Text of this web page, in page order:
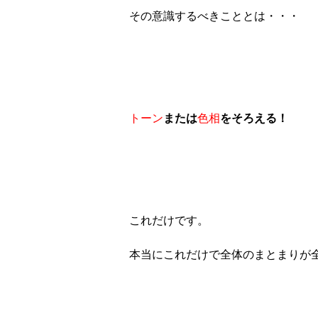
その意識するべきこととは・・・
トーン または色相をそろえる！
これだけです。
本当にこれだけで全体のまとまりが